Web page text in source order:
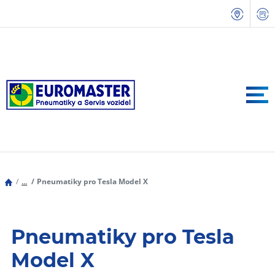
... Pneumatiky pro Tesla Model X
Pneumatiky pro Tesla
Model X